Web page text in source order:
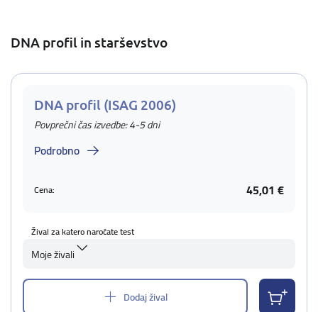
DNA profil in starševstvo
DNA profil (ISAG 2006)
Povprečni čas izvedbe: 4-5 dni
Podrobno
Cena: 45,01 €
Žival za katero naročate test
Moje živali
Dodaj žival